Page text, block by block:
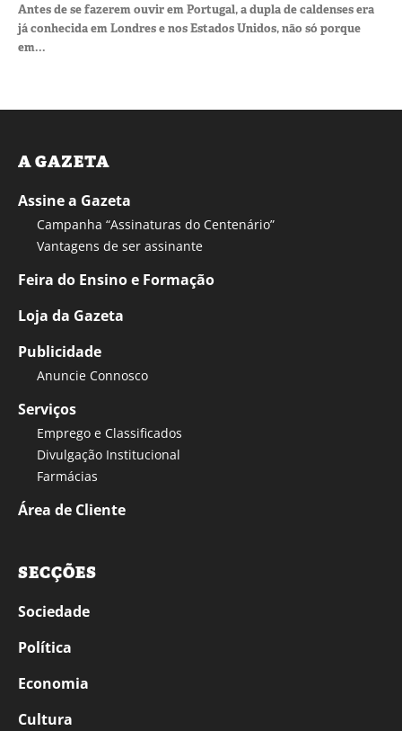
Antes de se fazerem ouvir em Portugal, a dupla de caldenses era
já conhecida em Londres e nos Estados Unidos, não só porque
em...
A GAZETA
Assine a Gazeta
Campanha “Assinaturas do Centenário”
Vantagens de ser assinante
Feira do Ensino e Formação
Loja da Gazeta
Publicidade
Anuncie Connosco
Serviços
Emprego e Classificados
Divulgação Institucional
Farmácias
Área de Cliente
SECÇÕES
Sociedade
Política
Economia
Cultura